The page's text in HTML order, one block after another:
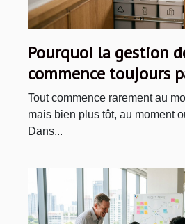
Pourquoi la gestion
commence toujours
stockage malin
Tout commence rarement au
mais bien plus tôt, au moment
Dans...